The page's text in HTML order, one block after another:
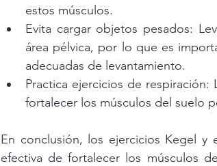
estos músculos.
Evita cargar objetos pesados:
área pélvica, por lo que es
adecuadas de levantamiento.
Practica ejercicios de
fortalecer los músculos del suelo
En conclusión, los ejercicios Kegel y
efectiva de fortalecer los músculos